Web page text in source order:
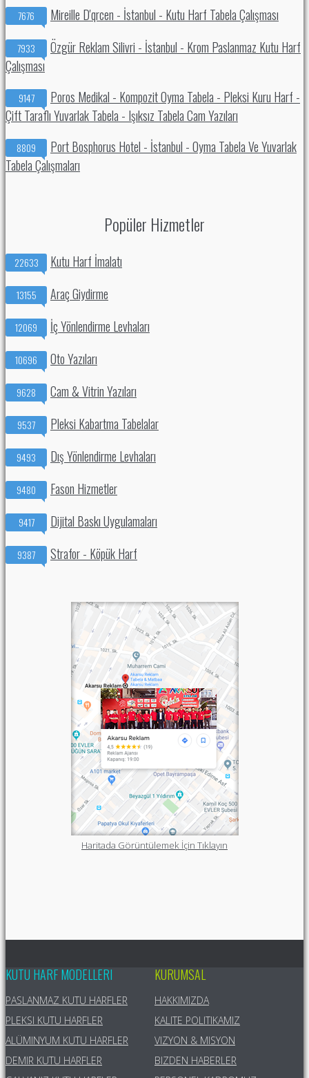
7676 Mireille D'qrcen - İstanbul - Kutu Harf Tabela Çalışması
7933
Özgür Reklam Silivri - İstanbul - Krom Paslanmaz Kutu Harf
Çalışması
9147
Poros Medikal - Kompozit Oyma Tabela - Pleksi Kuru Harf -
Çift Taraflı Yuvarlak Tabela - Işıksız Tabela Cam Yazıları
8809
Port Bosphorus Hotel - İstanbul - Oyma Tabela Ve Yuvarlak
Tabela Çalışmaları
Popüler Hizmetler
22633 Kutu Harf İmalatı
13155 Araç Giydirme
12069 İç Yönlendirme Levhaları
10696 Oto Yazıları
9628 Cam & Vitrin Yazıları
9537 Pleksi Kabartma Tabelalar
9493 Dış Yönlendirme Levhaları
9480 Fason Hizmetler
9417 Dijital Baskı Uygulamaları
9387 Strafor - Köpük Harf
Haritada Görüntülemek İçin Tıklayın
KUTU HARF MODELLERI
PASLANMAZ KUTU HARFLER
PLEKSI KUTU HARFLER
ALÜMINYUM KUTU HARFLER
DEMIR KUTU HARFLER
KURUMSAL
HAKKIMIZDA
KALITE POLITIKAMIZ
VIZYON & MISYON
BIZDEN HABERLER